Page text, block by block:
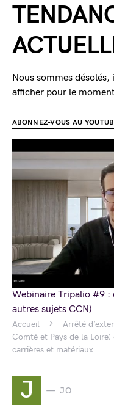
Accueil
Arrêté
Comté et Pays de la
carrières et matériaux
J JO
Nous sommes
afficher pour le moment
ABONNEZ-VOUS AU
Webinaire Tripalio #9 :
autres sujets CCN)